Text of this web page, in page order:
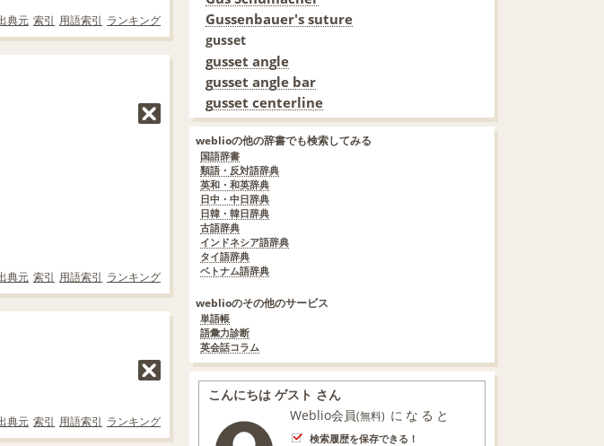
典元 索引 用語索引 ランキング
典元 索引 用語索引 ランキング
典元 索引 用語索引 ランキング
Gussenbauer's suture
gusset
gusset angle
gusset angle bar
gusset centerline
weblioの他の辞書でも検索してみる
国語辞書
類語・反対語辞典
英和・和英辞典
日中・中日辞典
日韓・韓日辞典
古語辞典
インドネシア語辞典
タイ語辞典
ベトナム語辞典
weblioのその他のサービス
単語帳
語彙力診断
英会話コラム
こんにちは ゲスト さん
Weblio会員(無料) になると
検索履歴を保存できる！